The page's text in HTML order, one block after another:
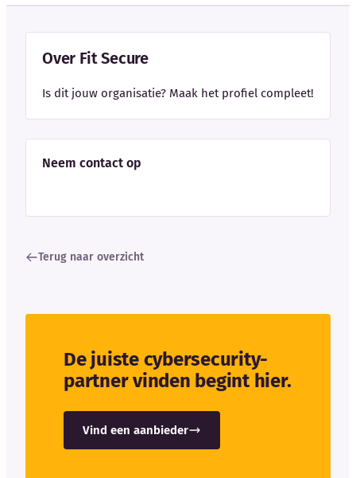
Over Fit Secure
Is dit jouw organisatie? Maak het profiel compleet!
Neem contact op
Terug naar overzicht
De juiste cybersecurity-
partner vinden begint hier.
Vind een aanbieder